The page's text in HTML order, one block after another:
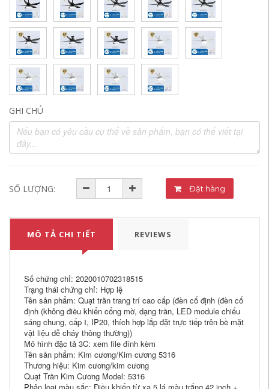
GHI CHÚ
SỐ LƯỢNG: Đặt hàng
MÔ TẢ CHI TIẾT REVIEWS
Số chứng chỉ: 2020010702318515
Trạng thái chứng chỉ: Hợp lệ
Tên sản phẩm: Quạt trần trang trí cao cấp (đèn cố định (đèn cố
định (không điều khiển cổng mờ, dạng trần, LED module chiếu
sáng chung, cấp Ⅰ, IP20, thích hợp lắp đặt trực tiếp trên bề mặt
vật liệu dễ cháy thông thường))
Mô hình đặc tả 3C: xem file đính kèm
Tên sản phẩm: Kim cương/Kim cương 5316
Thương hiệu: Kim cương/kim cương
Quạt Trần Kim Cương Model: 5316